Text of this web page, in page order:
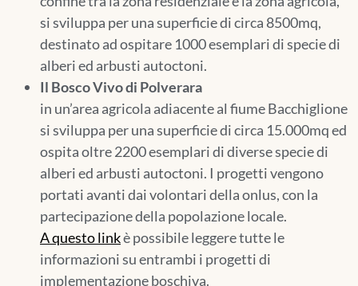
si sviluppa per una superficie di circa 8500mq,
destinato ad ospitare 1000 esemplari di specie di
alberi ed arbusti autoctoni.
Il Bosco Vivo di Polverara
in un’area agricola adiacente al fiume Bacchiglione
si sviluppa per una superficie di circa 15.000mq ed
ospita oltre 2200 esemplari di diverse specie di
alberi ed arbusti autoctoni. I progetti vengono
portati avanti dai volontari della onlus, con la
partecipazione della popolazione locale.
A questo linkè possibile leggere tutte le
informazioni su entrambi i progetti di
implementazione boschiva.